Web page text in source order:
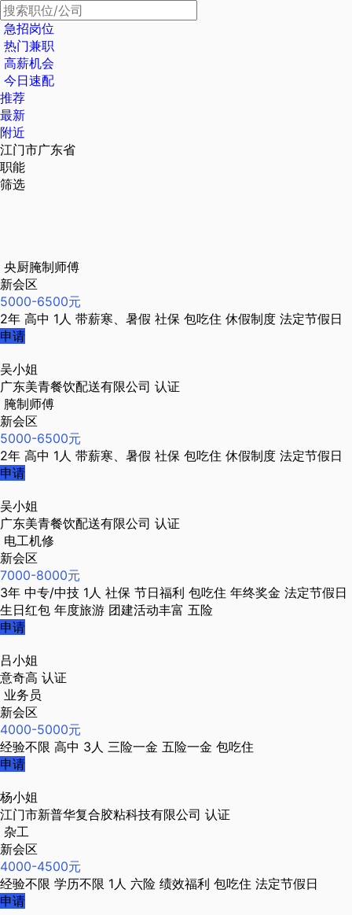
急招岗位
热门兼职
高薪机会
今日速配
推荐
最新
附近
江门市广东省
职能
筛选
央厨腌制师傅
新会区
5000-6500元
2年 高中 1人 带薪寒、暑假 社保 包吃住 休假制度 法定节假日
申请
吴小姐
广东美青餐饮配送有限公司 认证
腌制师傅
新会区
5000-6500元
2年 高中 1人 带薪寒、暑假 社保 包吃住 休假制度 法定节假日
申请
吴小姐
广东美青餐饮配送有限公司 认证
电工机修
新会区
7000-8000元
3年 中专/中技 1人 社保 节日福利 包吃住 年终奖金 法定节假日
生日红包 年度旅游 团建活动丰富 五险
申请
吕小姐
意奇高 认证
业务员
新会区
4000-5000元
经验不限 高中 3人 三险一金 五险一金 包吃住
申请
杨小姐
江门市新普华复合胶粘科技有限公司 认证
杂工
新会区
4000-4500元
经验不限 学历不限 1人 六险 绩效福利 包吃住 法定节假日
申请